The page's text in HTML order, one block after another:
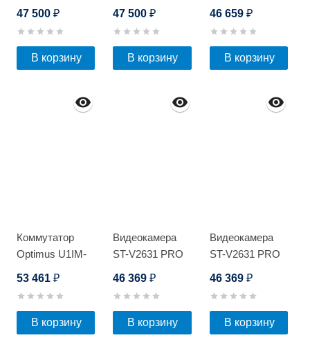
47 500 ₽
В корзину
47 500₽
В корзину
46 659 ₽
В корзину
Коммутатор
Optimus U1IM-
53 461 ₽
В корзину
Видеокамера
ST-V2631 PRO
46 369₽
В корзину
Видеокамера
ST-V2631 PRO
46 369 ₽
В корзину